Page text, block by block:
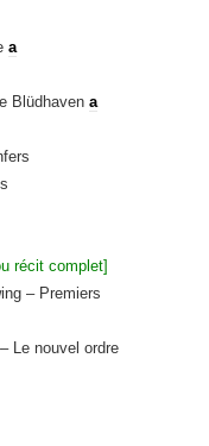
a
Blüdhaven a
récit complet]
– Premiers
Le nouvel ordre